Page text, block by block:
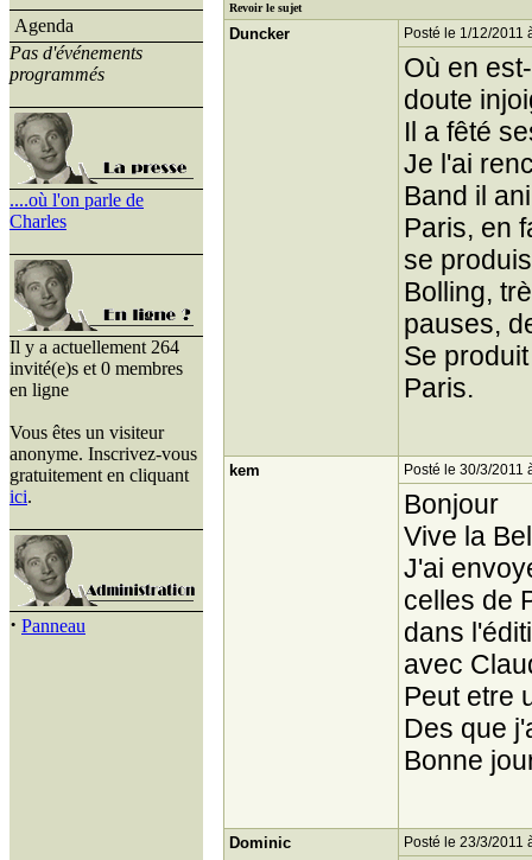
Agenda
Pas d'événements
programmés
....où l'on parle de
Charles
Il y a actuellement 264
invité(e)s et 0 membres
en ligne
Vous êtes un visiteur
anonyme. Inscrivez-vous
gratuitement en cliquant
ici.
· Panneau
Revoir le sujet
Duncker Posté le 1/12/2011
Où en
doute
Il a fêté
Je l'ai
Band il
Paris, en
se
Bolling,
pauses,
Se
Paris.
kem Posté le 30/3/2011
Bonjour
Vive la
J'ai
celles de
dans
avec
Peut etre
Des que
Bonne
Dominic Posté le 23/3/2011